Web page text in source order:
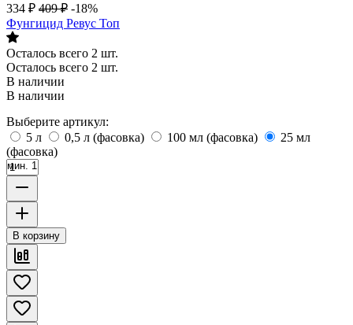
334 ₽ 409 ₽ -18%
Фунгицид Ревус Топ
Осталось всего 2 шт.
Осталось всего 2 шт.
В наличии
В наличии
Выберите артикул:
5 л
0,5 л (фасовка) 100 мл (фасовка)
25 мл
(фасовка)
мин. 1
В корзину